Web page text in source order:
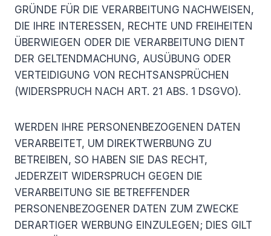
GRÜNDE FÜR DIE VERARBEITUNG NACHWEISEN,
DIE IHRE INTERESSEN, RECHTE UND FREIHEITEN
ÜBERWIEGEN ODER DIE VERARBEITUNG DIENT
DER GELTENDMACHUNG, AUSÜBUNG ODER
VERTEIDIGUNG VON RECHTSANSPRÜCHEN
(WIDERSPRUCH NACH ART. 21 ABS. 1 DSGVO).
WERDEN IHRE PERSONENBEZOGENEN DATEN
VERARBEITET, UM DIREKTWERBUNG ZU
BETREIBEN, SO HABEN SIE DAS RECHT,
JEDERZEIT WIDERSPRUCH GEGEN DIE
VERARBEITUNG SIE BETREFFENDER
PERSONENBEZOGENER DATEN ZUM ZWECKE
DERARTIGER WERBUNG EINZULEGEN; DIES GILT